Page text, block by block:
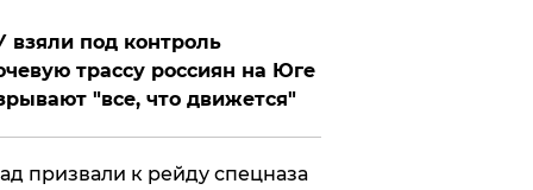
взяли под контроль
трассу россиян на Юге
"все, что движется"
призвали к рейду спецназа